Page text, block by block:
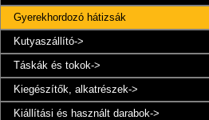
Gyerekhordozó hátizsák
Kutyaszállító->
Táskák és tokok->
Kiegészítők, alkatrészek->
Kiállítási és használt darabok->